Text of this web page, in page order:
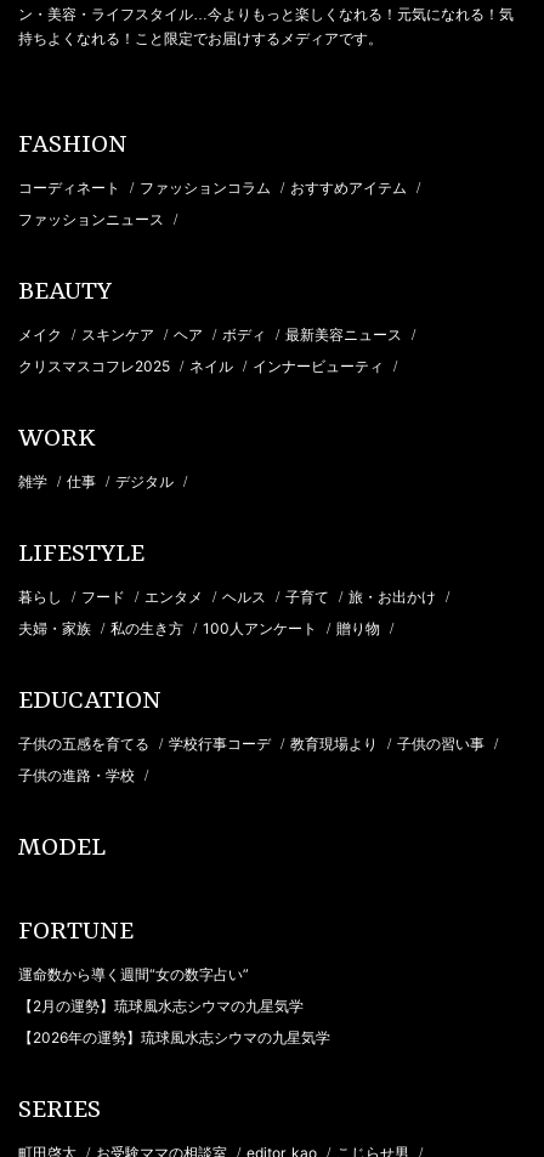
ン・美容・ライフスタイル…今よりもっと楽しくなれる！元気になれる！気
持ちよくなれる！こと限定でお届けするメディアです。
FASHION
コーディネート / ファッションコラム / おすすめアイテム /
ファッションニュース /
BEAUTY
メイク / スキンケア / ヘア / ボディ / 最新美容ニュース /
クリスマスコフレ2025 / ネイル / インナービューティ /
WORK
雑学 / 仕事 / デジタル /
LIFESTYLE
暮らし / フード / エンタメ / ヘルス / 子育て / 旅・お出かけ /
夫婦・家族 / 私の生き方 / 100人アンケート / 贈り物 /
EDUCATION
子供の五感を育てる / 学校行事コーデ / 教育現場より / 子供の習い事 /
子供の進路・学校 /
MODEL
FORTUNE
運命数から導く週間“女の数字占い”
【2月の運勢】琉球風水志シウマの九星気学
【2026年の運勢】琉球風水志シウマの九星気学
SERIES
町田啓太 / お受験ママの相談室 / editor_kao / こじらせ男 /